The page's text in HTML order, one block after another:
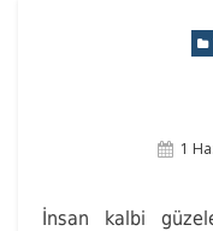
1
İnsan kalbi